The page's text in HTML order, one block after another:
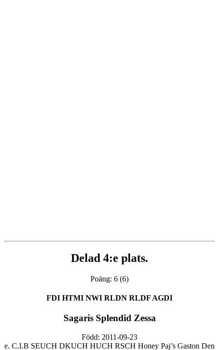
Delad 4:e plats.
Poäng: 6 (6)
FDI HTMI NWI RLDN RLDF AGDI
Sagaris Splendid Zessa
Född: 2011-09-23
e. C.I.B SEUCH DKUCH HUCH RSCH Honey Paj’s Gaston Den